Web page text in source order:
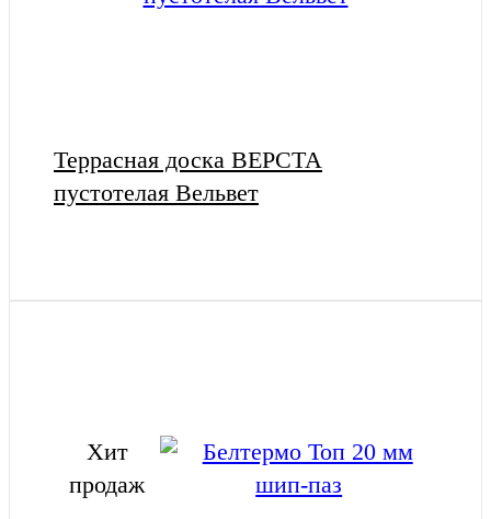
Террасная доска ВЕРСТА
пустотелая Вельвет
Хит
продаж